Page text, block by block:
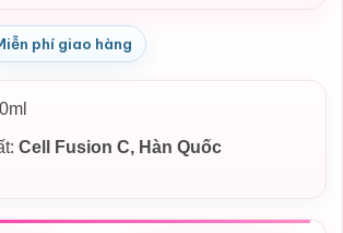
phí giao hàng
Cell Fusion C, Hàn Quốc